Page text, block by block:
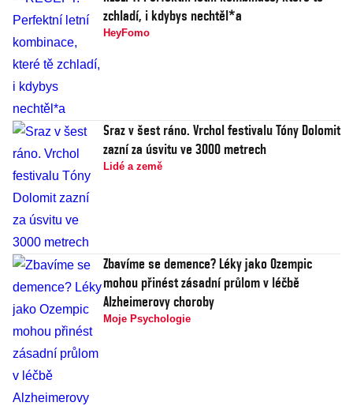
zchladí, i kdybys nechtěl*a
HeyFomo
Sraz v šest ráno. Vrchol festivalu Tóny Dolomit
zazní za úsvitu ve 3000 metrech
Lidé a země
Zbavíme se demence? Léky jako Ozempic
mohou přinést zásadní průlom v léčbě
Alzheimerovy choroby
Moje Psychologie